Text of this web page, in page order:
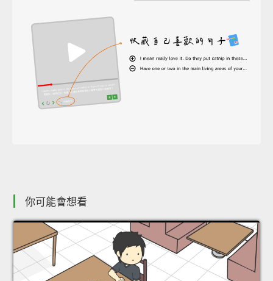
你可能會想看